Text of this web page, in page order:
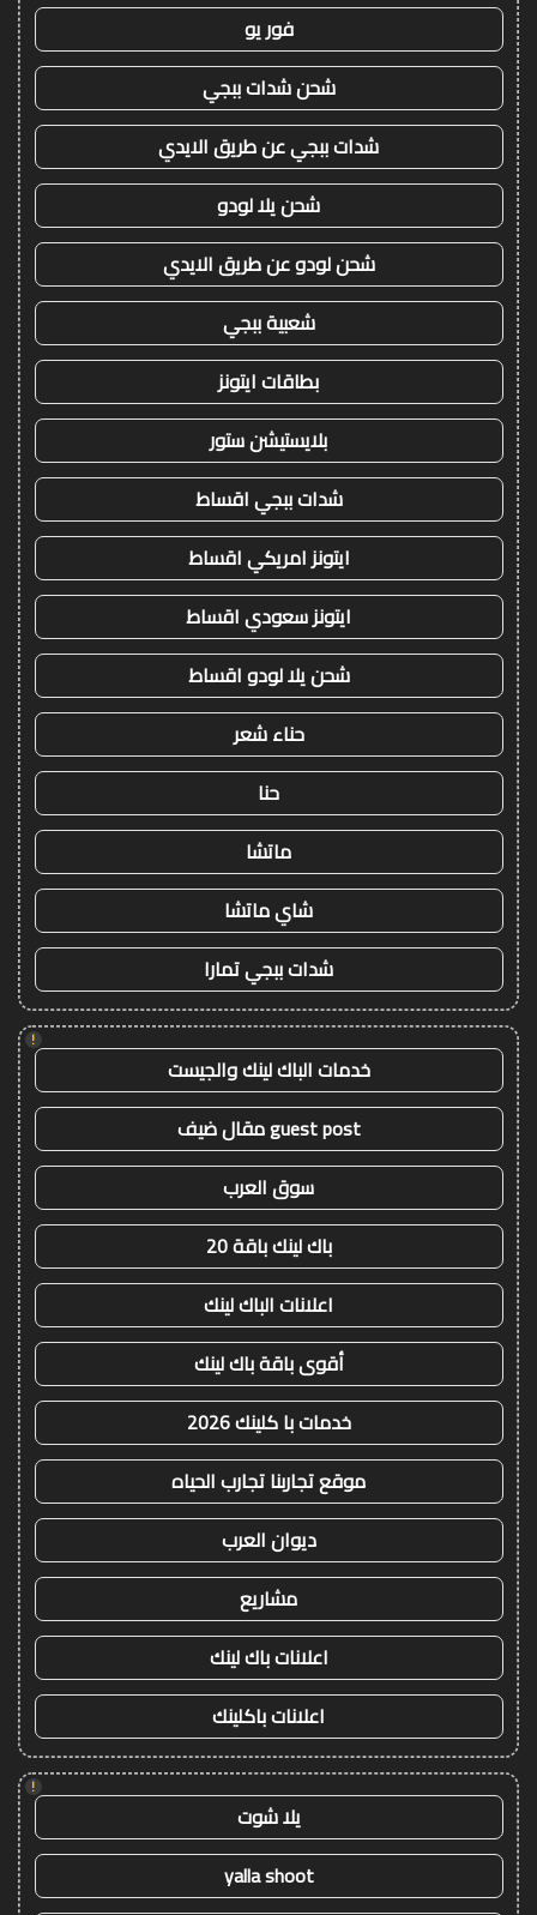
فور يو
شحن شدات ببجي
شدات ببجي عن طريق الايدي
شحن يلا لودو
شحن لودو عن طريق الايدي
شعبية ببجي
بطاقات ايتونز
بلايستيشن ستور
شدات ببجي اقساط
ايتونز امريكي اقساط
ايتونز سعودي اقساط
شحن يلا لودو اقساط
حناء شعر
حنا
ماتشا
شاي ماتشا
شدات ببجي تمارا
!
خدمات الباك لينك والجيست
guest post مقال ضيف
سوق العرب
باك لينك باقة 20
اعلانات الباك لينك
أقوى باقة باك لينك
خدمات با كلينك 2026
موقع تجاربنا تجارب الحياه
ديوان العرب
مشاريع
اعلانات باك لينك
اعلانات باكلينك
!
يلا شوت
yalla shoot